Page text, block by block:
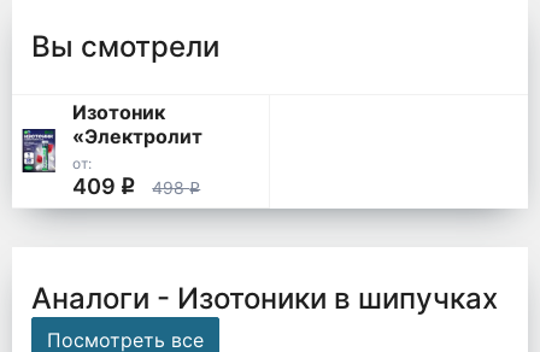
Вы смотрели
Изотоник
«Электролит
REDJAR»
от:
409 q 498q
Аналоги - Изотоники в шипучках
Посмотреть все